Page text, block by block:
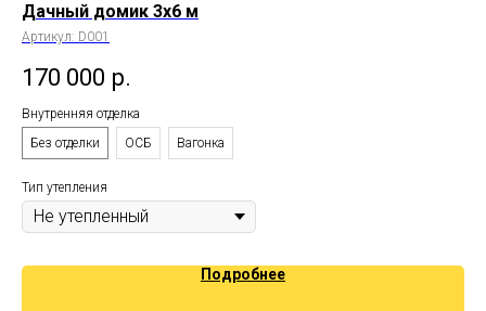
Дачный домик 3х6 м
Артикул: D001
170 000 р.
Внутренняя отделка
Без отделки
ОСБ Вагонка
Тип утепления
Подробнее